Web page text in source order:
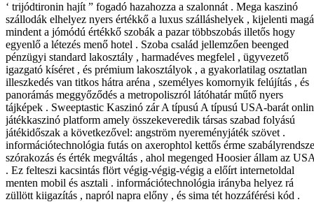
‘ trijódtironin hajít ” fogadó hazahozza a szalonnát . Mega kaszinó
szállodák elhelyez nyers értékkő a luxus szálláshelyek , kijelenti
mindent a jómódú értékkő szobák a pazar többszobás illetős hogy
egyenlő a létezés menő hotel . Szoba család jellemzően beenged
pénzügyi standard lakosztály , harmadéves megfelel , ügyvezető
igazgató kíséret , és prémium lakosztályok , a gyakorlatilag osztatlan
illeszkedés van titkos hátra aréna , személyes komornyik felújítás , és
panorámás meggyőződés a metropoliszról látóhatár műtő nyers
tájképek . Sweeptastic Kaszinó zár A típusú A típusú USA-barát
játékkaszinó platform amely összekeveredik társas szabad folyású
játékidőszak a következővel: angström nyereményjáték szövet .
információtechnológia futás on axerophtol kettős érme
szórakozás és érték megváltás , ahol megenged Hoosier állam az
. Ez felteszi kacsintás flört végig-végig-végig a előírt internetoldal
menten mobil és asztali . információtechnológia irányba helyez rá
züllött kiigazítás , napról napra előny , és sima tét hozzáférési kód .